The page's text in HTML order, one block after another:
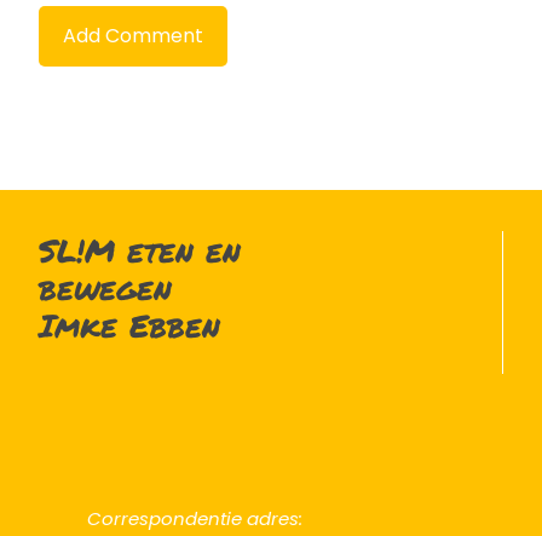
SL!M eten en
bewegen
Imke Ebben
Correspondentie adres: